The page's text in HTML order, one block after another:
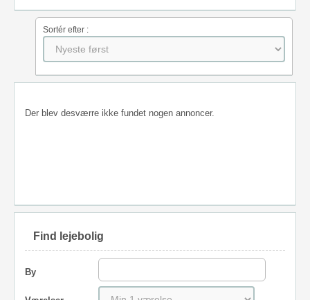
Sortér efter :
Der blev desværre ikke fundet nogen annoncer.
Find lejebolig
By